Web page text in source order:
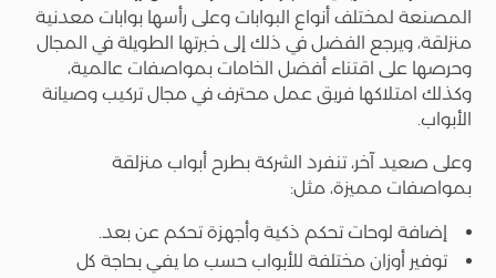
المصنعة لمختلف أنواع البوابات وعلى رأسها بوابات معدنية
منزلقة، ويرجع الفضل في ذلك إلى خبرتها الطويلة في المجال
وحرصها على اقتناء أفضل الخامات بمواصفات عالمية،
وكذلك امتلاكها فريق عمل محترف في مجال تركيب وصيانة
الأبواب.
وعلى صعيد آخر، تنفرد الشركة بطرح أبواب منزلقة
بمواصفات مميزة، مثل:
إضافة لوحات تحكم ذكية وأجهزة تحكم عن بعد.
توفير أوزان مختلفة للأبواب حسب ما يفي بحاجة كل